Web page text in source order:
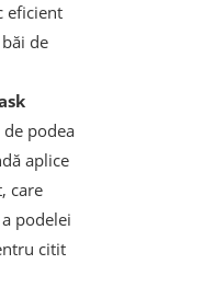
eficient
de
podea
aplice
care
podelei
citit